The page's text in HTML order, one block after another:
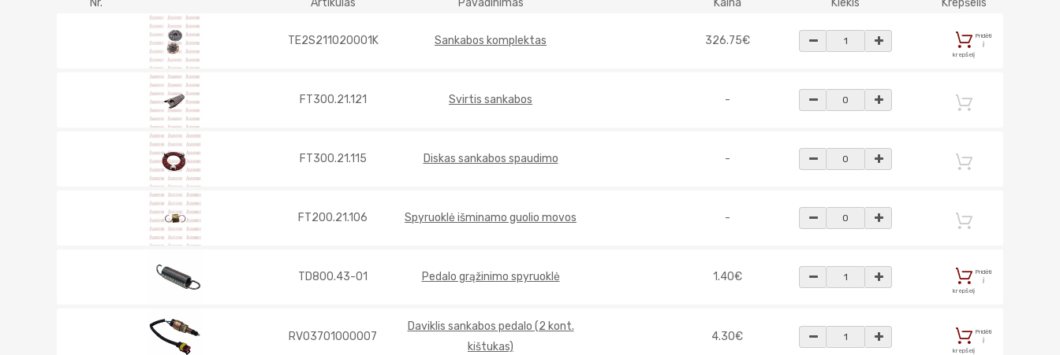
Nr. Artikulas Kaina
Pavadinimas Kiekis Krepšelis
TE2S211020001K 326.75€
Sankabos komplektas
Pridėti
į
krepšelį
FT300.21.121 -
Svirtis sankabos
FT300.21.115 -
Diskas sankabos spaudimo
FT200.21.106 -
Spyruoklė išminamo guolio movos
TD800.43-01 1.40€
Pedalo grąžinimo spyruoklė
Pridėti
į
krepšelį
RV03701000007 4.30€
Daviklis sankabos pedalo (2 kont.
kištukas)
Pridėti
į
krepšelį